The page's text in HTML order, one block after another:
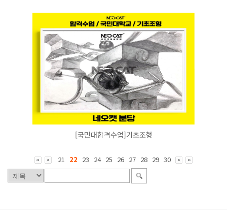
[국민대합격수업]기초조형
21 22 23 24 25 26 27 28 29 30